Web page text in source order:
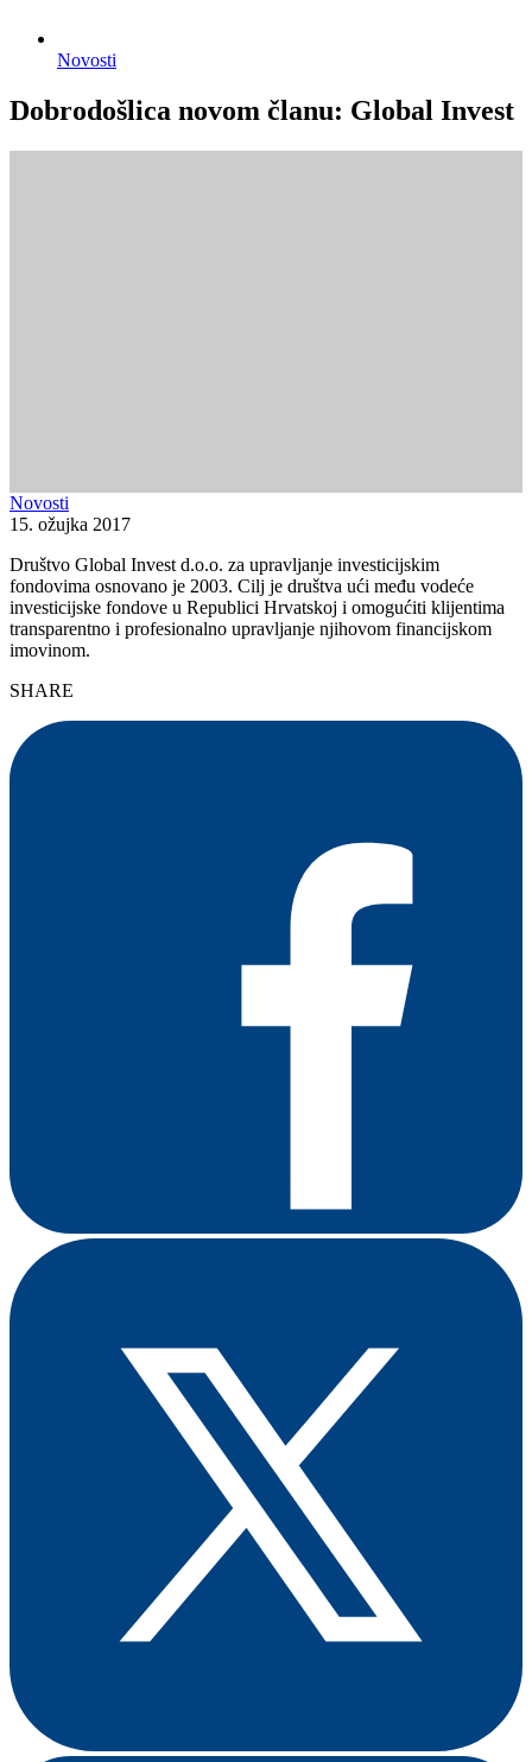
Novosti
Dobrodošlica novom članu: Global Invest
Novosti
15. ožujka 2017
Društvo Global Invest d.o.o. za upravljanje investicijskim
fondovima osnovano je 2003. Cilj je društva ući među vodeće
investicijske fondove u Republici Hrvatskoj i omogućiti klijentima
transparentno i profesionalno upravljanje njihovom financijskom
imovinom.
SHARE